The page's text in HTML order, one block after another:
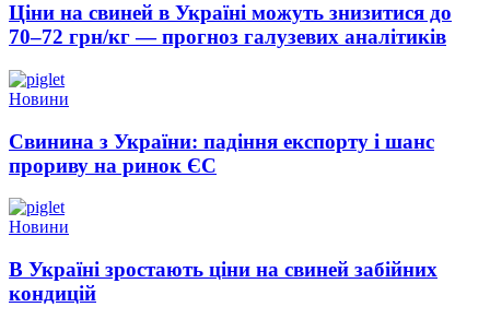
Ціни на свиней в Україні можуть знизитися до
70–72 грн/кг — прогноз галузевих аналітиків
Новини
Свинина з України: падіння експорту і шанс
прориву на ринок ЄС
Новини
В Україні зростають ціни на свиней забійних
кондицій